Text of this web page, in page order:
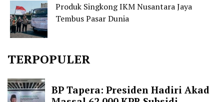
Produk Singkong IKM Nusantara Jaya
Tembus Pasar Dunia
TERPOPULER